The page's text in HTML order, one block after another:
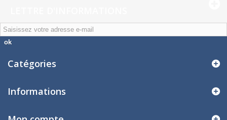
ok
Catégories
Informations